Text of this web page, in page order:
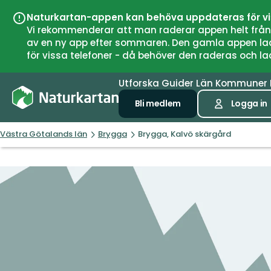
Naturkartan-appen kan behöva uppdateras för
Vi rekommenderar att man raderar appen helt
av en ny app efter sommaren. Den gamla
för vissa telefoner - då behöver den raderas och
Utforska Guider Län Kommuner
Bli medlem Logga in
Västra Götalands län Brygga Brygga, Kalvö skärgård